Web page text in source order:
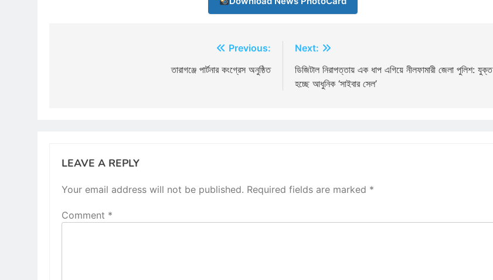
Previous:
তারাগঞ্জে পার্টনার কংগ্রেস অনুষ্ঠিত
Next:
ডিজিটাল নিরাপত্তায় এক ধাপ এগিয়ে নীলফামারী জেলা পুলিশ: যুক্ত
হচ্ছে আধুনিক ‘সাইবার সেল’
LEAVE A REPLY
Your email address will not be published. Required fields are marked *
Comment *